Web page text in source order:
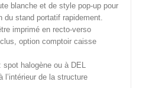
blanche et de style pop-up pour
du stand portatif rapidement.
imprimé en recto-verso
option comptoir caisse
halogène ou à DEL
l’intérieur de la structure